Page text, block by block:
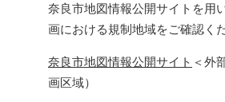
奈良市地図情報公開サイトを用
画における規制地域をご確認く
奈良市地図情報公開サイト ＜外
画区域）